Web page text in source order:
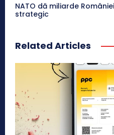
NATO dă miliarde
strategic
Related Articles